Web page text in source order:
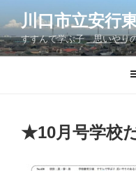
ン
テ
ン
川口市立安行
すすんで学ぶ子 思いやり
★10月号学校